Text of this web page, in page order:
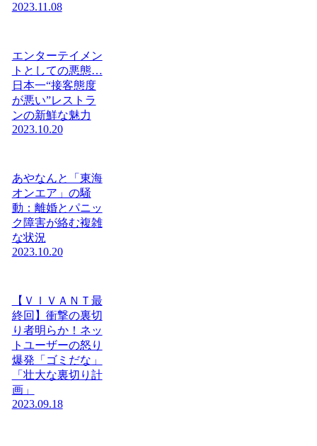
2023.11.08
エンターテイメン
トとしての悪態…
日本一“接客態度
が悪い”レストラ
ンの新鮮な魅力
2023.10.20
あやなんと「東海
オンエア」の騒
動：離婚とパニッ
ク障害が絡む複雑
な状況
2023.10.20
【ＶＩＶＡＮＴ最
終回】衝撃の裏切
り者明らか！ネッ
トユーザーの怒り
爆発「ゴミだな」
「壮大な裏切り計
画」
2023.09.18